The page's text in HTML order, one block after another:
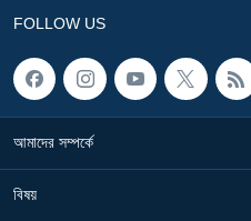
FOLLOW US
আমাদের সম্পর্কে
বিষয়